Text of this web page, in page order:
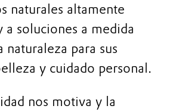
naturales altamente
a soluciones a medida
naturaleza para sus
y cuidado personal.
nos motiva y la